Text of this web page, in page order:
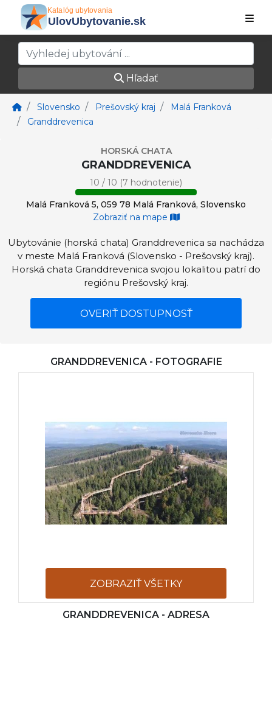
Hľadať
Slovensko Prešovský kraj
Malá Franková
Granddrevenica
HORSKÁ CHATA
GRANDDREVENICA
10 / 10 (7 hodnotenie)
Malá Franková 5, 059 78 Malá Franková, Slovensko
Zobraziť na mape
Ubytovánie (horská chata) Granddrevenica sa nachádza
v meste Malá Franková (Slovensko - Prešovský kraj).
Horská chata Granddrevenica svojou lokalitou patrí do
regiónu Prešovský kraj.
OVERIŤ DOSTUPNOSŤ
GRANDDREVENICA - FOTOGRAFIE
ZOBRAZIŤ VŠETKY
FOTOGRAFIE
GRANDDREVENICA - ADRESA